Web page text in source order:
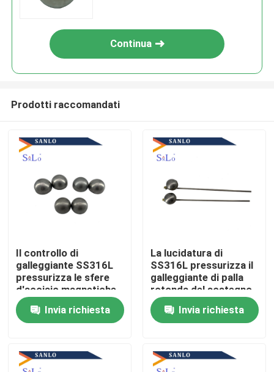
Casa
Chi siamo
Contatti
Continua
Prodotti raccomandati
Il controllo di
galleggiante SS316L
pressurizza le sfere
d'acciaio magnetiche
Invia richiesta
La lucidatura di
SS316L pressurizza il
galleggiante di palla
rotonda del sostegno
Invia richiesta